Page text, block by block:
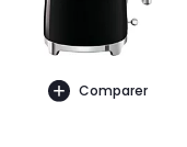
Comparer